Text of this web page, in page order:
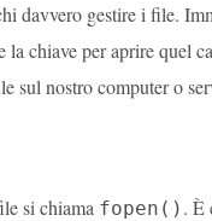
davvero gestire i file.
chiave per aprire quel
sul nostro computer o
si chiama fopen() . È